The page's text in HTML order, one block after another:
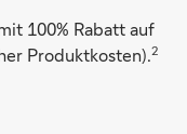
100% Rabatt auf
Produktkosten).2